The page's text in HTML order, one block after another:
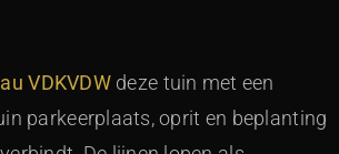
VDKVDWdeze tuin met een
parkeerplaats, oprit en beplanting